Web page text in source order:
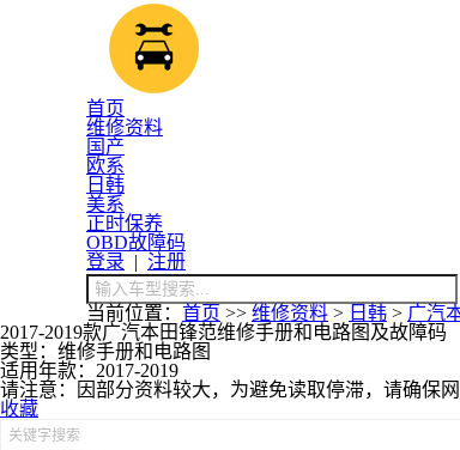
首页
维修资料
国产
欧系
日韩
美系
正时保养
OBD故障码
登录 | 注册
当前位置： 首页 >> 维修资料 > 日韩 > 广汽
2017-2019款广汽本田锋范维修手册和电路图及故障码
类型：维修手册和电路图
适用年款：2017-2019
请注意：因部分资料较大，为避免读取停滞，请确保
收藏